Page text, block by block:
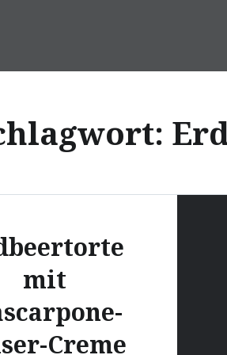
mit
Creme